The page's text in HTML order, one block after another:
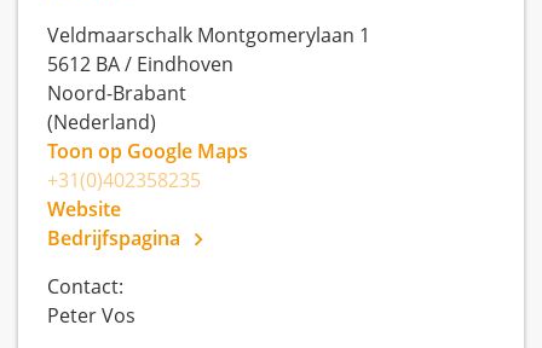
Veldmaarschalk Montgomerylaan 1
5612 BA/ Eindhoven
Noord-Brabant
(Nederland)
Toon op Google Maps
+31(0)402358235
Website
Bedrijfspagina
Contact:
Peter Vos